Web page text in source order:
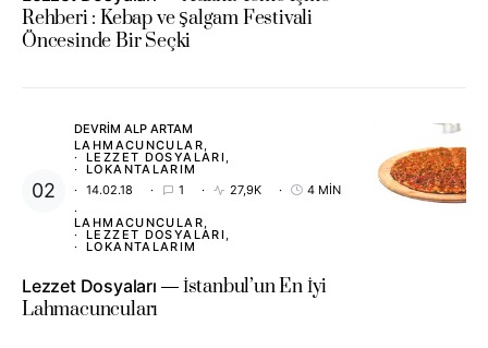
Rehberi : Kebap ve Şalgam Festivali
Öncesinde Bir Seçki
DEVRIM ALP ARTAM
LAHMACUNCULAR
LEZZET DOSYALARI
LOKANTALARIM
14.02.18
1 27,9K 4 MIN
LAHMACUNCULAR
LEZZET DOSYALARI
LOKANTALARIM
Lezzet Dosyaları
İstanbul’un En İyi
Lahmacuncuları